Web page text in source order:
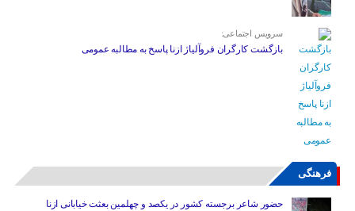
سرویس اجتماعی:
بازگشت کارگران فروآلیاژ ازنا پاسخ به مطالبه عمومی
فرهنگی
حضور شاعر برجسته کشور در یکصد و چهلمین بعثت خیابانی ازنا